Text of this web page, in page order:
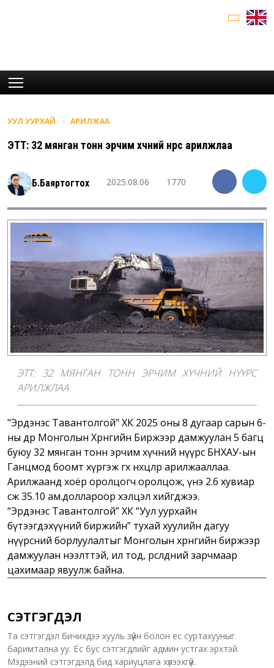
УУЛ УУРХАЙ АРИЛЖАА
ЭТТ: 32 мянган тонн эрчим хүчний нүүрс арилжлаа
Б.Баяртогтох 2025.08.06 1770
ЭТТ: 32 МЯНГАН ТОНН ЭРЧИМ ХҮЧНИЙ НҮҮРС
АРИЛЖЛАА
"Эрдэнэс Тавантолгой" ХК 2025 оны 8 дугаар сарын 6-
ны өдөр Монголын Хөрөнгийн Биржээр дамжуулан 5 багц
буюу 32 мянган тонн эрчим хүчний нүүрс БНХАУ-ын
Ганцмод боомт хүргэж өгөх нөхцөлөөр арилжааллаа.
Арилжаанд хоёр оролцогч оролцож, үнэ 2.6 хувиар
өсөж 35.10 ам.доллароор хэлцэл хийгджээ.
“Эрдэнэс Тавантолгой” ХК “Уул уурхайн
бүтээгдэхүүний биржийн” тухай хуулийн дагуу
нүүрсний борлуулалтыг Монголын хөрөнгийн биржээр
дамжуулан нээлттэй, ил тод, өрсөлдөөний зарчмаар
цахимаар явуулж байна.
СЭТГЭГДЭЛ
Та сэтгэгдэл бичихдээ хууль зүйн болон ёс суртахууныг
баримтална уу. Ёс бус сэтгэгдлийг админ устгах эрхтэй.
Мэдээний сэтгэгдэлд бид хариуцлага хүлээхгүй.